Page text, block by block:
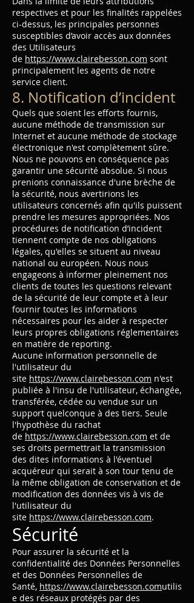
respectives et pour les finalités rappelées
ci-dessus, les principales personnes
susceptibles d’avoir accès aux données
des Utilisateurs
de https://www.clairebesson.com sont
principalement les agents de notre
service client.
8. Notification d’incident
Quels que soient les efforts fournis,
aucune méthode de transmission sur
Internet et aucune méthode de stockage
électronique n'est complètement sûre.
Nous ne pouvons en conséquence pas
garantir une sécurité absolue. Si nous
prenions connaissance d'une brèche de
la sécurité, nous avertirions les
utilisateurs concernés afin qu'ils puissent
prendre les mesures appropriées. Nos
procédures de notification d’incident
tiennent compte de nos obligations
légales, qu'elles se situent au niveau
national ou européen. Nous nous
engageons à informer pleinement nos
clients de toutes les questions relevant
de la sécurité de leur compte et à leur
fournir toutes les informations
nécessaires pour les aider à respecter
leurs propres obligations réglementaires
en matière de reporting.
Aucune information personnelle de
l'utilisateur du
site https://www.clairebesson.com n'est
publiée à l'insu de l'utilisateur, échangée,
transférée, cédée ou vendue sur un
support quelconque à des tiers. Seule
l'hypothèse du rachat
de https://www.clairebesson.com et de
ses droits permettrait la transmission
des dites informations à l'éventuel
acquéreur qui serait à son tour tenu de
la même obligation de conservation et de
modification des données vis à vis de
l'utilisateur du
site https://www.clairebesson.com.
Sécurité
Pour assurer la sécurité et la
confidentialité des Données Personnelles
et des Données Personnelles de
Santé, https://www.clairebesson.comutilis
e des réseaux protégés par des